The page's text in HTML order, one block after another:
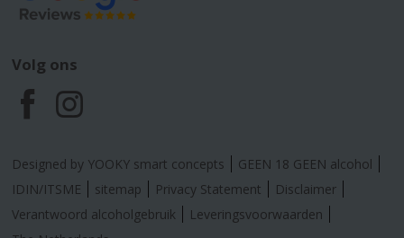
Volg ons
F
a
c
I
n
s
Designed by YOOKY smart concepts
GEEN 18 GEEN alcohol
IDIN/ITSME
sitemap Privacy Statement
Disclaimer
Verantwoord alcoholgebruik
Leveringsvoorwaarden